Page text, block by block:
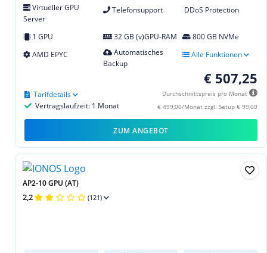
Virtueller GPU
Server
Telefonsupport DDoS Protection
1 GPU 32 GB (v)GPU-RAM
800 GB NVMe
AMD EPYC
Automatisches
Backup
Alle Funktionen
€ 507,25
Durchschnittspreis pro Monat
€ 499,00/Monat zzgl. Setup € 99,00
Vertragslaufzeit: 1 Monat
Tarifdetails
ZUM ANGEBOT
AP2-10 GPU (AT)
2,2 (121)